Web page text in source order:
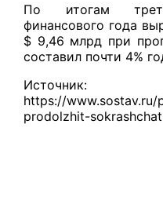
По итогам
финансового года
$ 9,46 млрд при
составил почти 4%
Источник:
https://
prodolzhit-